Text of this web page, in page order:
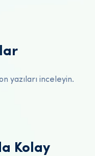
yazıları inceleyin.
Kolay